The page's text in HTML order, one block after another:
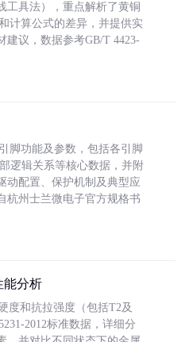
工具法），重点解析了黄铜
计算公式的差异，并提供实
建议，数据参考GB/T 4423-
脚功能及参数，包括各引脚
逻辑关系等核心数据，并附
动配置、保护机制及典型应
杭州士兰微电子官方规格书
能分析
度和抗拉强度（包括T2及
2012标准数据，详细分